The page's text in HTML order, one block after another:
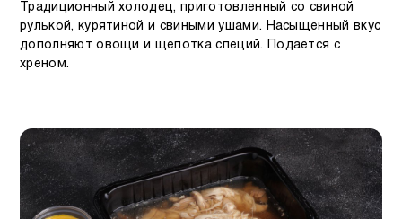
Традиционный холодец, приготовленный со свиной
рулькой, курятиной и свиными ушами. Насыщенный вкус
дополняют овощи и щепотка специй. Подается с
хреном.